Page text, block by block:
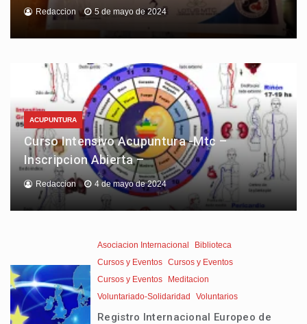
Redaccion 5 de mayo de 2024
ACUPUNTURA
Curso Intensivo Acupuntura -Mtc –
Inscripcion Abierta –
Redaccion 4 de mayo de 2024
Asociacion Internacional
Biblioteca
Cursos y Eventos Cursos y Eventos
Cursos y Eventos
Meditacion
Voluntariado-Solidaridad
Voluntarios
Registro Internacional Europeo de